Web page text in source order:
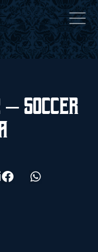
– Soccer